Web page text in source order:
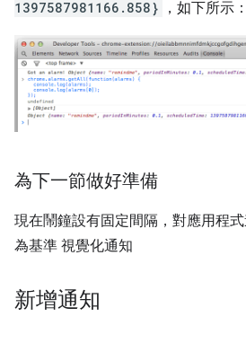
1397587981166.858}
，如下所示：
為下一節做好準備
現在鬧鐘設有固定間隔，對應用程
為基準 視覺化通知
新增通知